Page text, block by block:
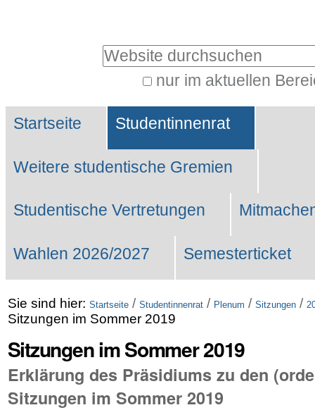
Website durchsuchen
nur im aktuellen
Suche…
Sektionen
Startseite Studentinnenrat
Weitere studentische Gremien
Studentische Vertretungen
Wahlen 2026/2027 Semesterticket
Sie sind hier: Startseite / Studentinnenrat / Plenum / Sitzungen /
Sitzungen im Sommer 2019
Sitzungen im Sommer 2019
Erklärung des Präsidiums zu den
Sitzungen im Sommer 2019